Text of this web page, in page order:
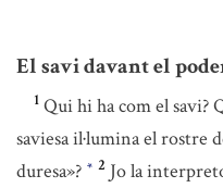
El savi davant el
1 Qui hi ha com el savi?
saviesa il·lumina el rostre
duresa»? * 2 Jo la